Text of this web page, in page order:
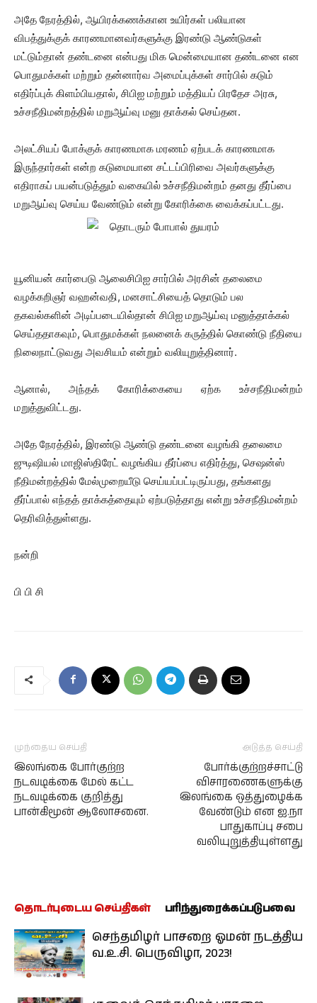
அதே நேரத்தில், ஆயிரக்கணக்கான உயிர்கள் பலியான
விபத்துக்குக் காரணமானவர்களுக்கு இரண்டு ஆண்டுகள்
மட்டும்தான் தண்டனை என்பது மிக மென்மையான தண்டனை என
பொதுமக்கள் மற்றும் தன்னார்வ அமைப்புக்கள் சார்பில் கடும்
எதிர்ப்புக் கிளம்பியதால், சிபிஐ மற்றும் மத்தியப் பிரதேச அரசு,
உச்சநீதிமன்றத்தில் மறுஆய்வு மனு தாக்கல் செய்தன.
அலட்சியப் போக்குக் காரணமாக மரணம் ஏற்படக் காரணமாக
இருந்தார்கள் என்ற கடுமையான சட்டப்பிரிவை அவர்களுக்கு
எதிராகப் பயன்படுத்தும் வகையில் உச்சநீதிமன்றம் தனது தீர்ப்பை
மறுஆய்வு செய்ய வேண்டும் என்று கோரிக்கை வைக்கப்பட்டது.
யூனியன் கார்பைடு ஆலைசிபிஐ சார்பில் அரசின் தலைமை
வழக்கறிஞர் வஹன்வதி, மனசாட்சியைத் தொடும் பல
தகவல்களின் அடிப்படையில்தான் சிபிஐ மறுஆய்வு மனுத்தாக்கல்
செய்ததாகவும், பொதுமக்கள் நலனைக் கருத்தில் கொண்டு நீதியை
நிலைநாட்டுவது அவசியம் என்றும் வலியுறுத்தினார்.
ஆனால், அந்தக் கோரிக்கையை ஏற்க உச்சநீதிமன்றம்
மறுத்துவிட்டது.
அதே நேரத்தில், இரண்டு ஆண்டு தண்டனை வழங்கி தலைமை
ஜுடிஷியல் மாஜிஸ்திரேட் வழங்கிய தீர்ப்பை எதிர்த்து, செஷன்ஸ்
நீதிமன்றத்தில் மேல்முறையீடு செய்யப்பட்டிருப்பது, தங்களது
தீர்ப்பால் எந்தத் தாக்கத்தையும் ஏற்படுத்தாது என்று உச்சநீதிமன்றம்
தெரிவித்துள்ளது.
நன்றி
பி பி சி
முந்தைய செய்தி
இலங்கை போர்குற்ற
நடவடிக்கை மேல் கட்ட
நடவடிக்கை குறித்து
பான்கிமூன் ஆலோசனை.
அடுத்த செய்தி
போர்க்குற்றச்சாட்டு
விசாரணைகளுக்கு
இலங்கை ஒத்துழைக்க
வேண்டும் என ஐ.நா
பாதுகாப்பு சபை
வலியுறுத்தியுள்ளது
தொடர்புடைய செய்திகள் பரிந்துரைக்கப்படுபவை
செந்தமிழர் பாசறை ஓமன் நடத்திய
வ.உ.சி. பெருவிழா, 2023!